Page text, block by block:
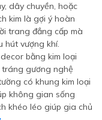
dây chuyền, hoặc
kim là gợi ý hoàn
trang đẳng cấp mà
hút vượng khí.
bằng kim loại
gương nghệ
có khung kim loại
không gian sống
khéo léo giúp gia chủ